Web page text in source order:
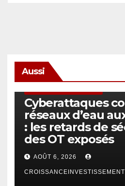
Aussi
Cyberattaques
réseaux d’eau
: les retards de
des OT exposés
AOÛT 6, 2026
CROISSANCEINVESTISSEMENT